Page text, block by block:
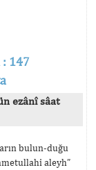
: 147
ezânî sâat
bulun-duğu
aleyh”